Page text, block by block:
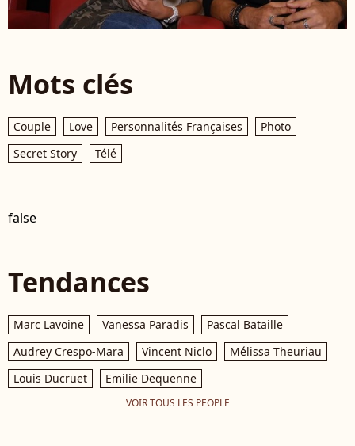
Mots clés
Couple Love Personnalités Françaises
Photo
Secret Story
Télé
false
Tendances
Marc Lavoine Vanessa Paradis
Pascal Bataille
Audrey Crespo-Mara
Vincent Niclo
Mélissa Theuriau
Louis Ducruet
Emilie Dequenne
VOIR TOUS LES PEOPLE